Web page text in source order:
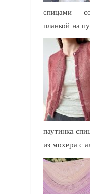
спицами —
планкой на
паутинка
из мохера с